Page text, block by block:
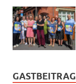
GASTBEITRAG